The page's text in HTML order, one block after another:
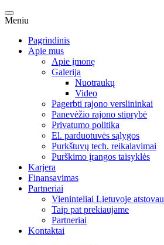
Meniu
Pagrindinis
Apie mus
Apie įmonę
Galerija
Nuotraukų
Video
Pagerbti rajono verslininkai
Panevėžio rajono stiprybė
Privatumo politika
El. parduotuvės sąlygos
Purkštuvų tech. reikalavimai
Purškimo įrangos taisyklės
Karjera
Finansavimas
Partneriai
Vieninteliai Lietuvoje
Taip pat prekiaujame
Partneriai
Kontaktai